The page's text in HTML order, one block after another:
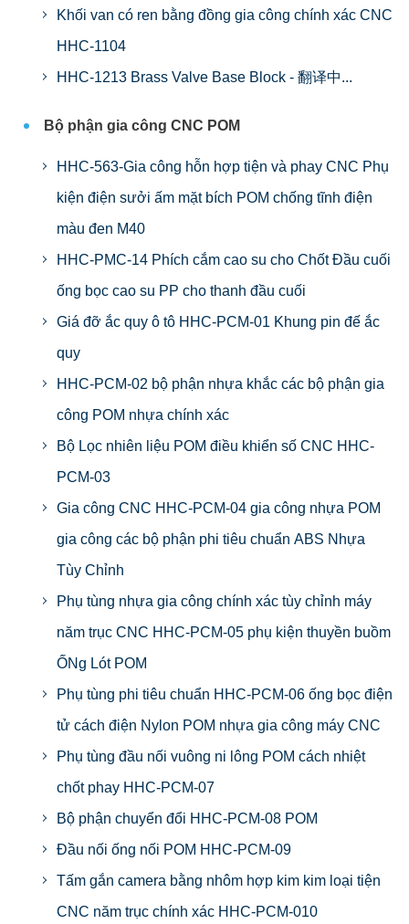
Khối van có ren bằng đồng gia công chính xác CNC
HHC-1104
HHC-1213 Brass Valve Base Block - 翻译中...
Bộ phận gia công CNC POM
HHC-563-Gia công hỗn hợp tiện và phay CNC Phụ
kiện điện sưởi ấm mặt bích POM chống tĩnh điện
màu đen M40
HHC-PMC-14 Phích cắm cao su cho Chốt Đầu cuối
ống bọc cao su PP cho thanh đầu cuối
Giá đỡ ắc quy ô tô HHC-PCM-01 Khung pin đế ắc
quy
HHC-PCM-02 bộ phận nhựa khắc các bộ phận gia
công POM nhựa chính xác
Bộ Lọc nhiên liệu POM điều khiển số CNC HHC-
PCM-03
Gia công CNC HHC-PCM-04 gia công nhựa POM
gia công các bộ phận phi tiêu chuẩn ABS Nhựa
Tùy Chỉnh
Phụ tùng nhựa gia công chính xác tùy chỉnh máy
năm trục CNC HHC-PCM-05 phụ kiện thuyền buồm
ỐNg Lót POM
Phụ tùng phi tiêu chuẩn HHC-PCM-06 ống bọc điện
tử cách điện Nylon POM nhựa gia công máy CNC
Phụ tùng đầu nối vuông ni lông POM cách nhiệt
chốt phay HHC-PCM-07
Bộ phận chuyển đổi HHC-PCM-08 POM
Đầu nối ống nối POM HHC-PCM-09
Tấm gắn camera bằng nhôm hợp kim kim loại tiện
CNC năm trục chính xác HHC-PCM-010